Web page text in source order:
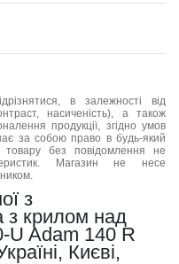
в залежності від
насиченість), а також
продукції, згідно умов
за собою право в будь-який
товару без повідомлення не
Магазин не несе
з
з крилом над
Adam 140 R
Києві,